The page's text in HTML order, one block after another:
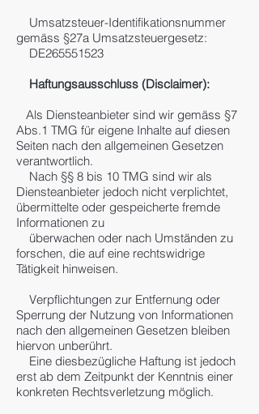
Umsatzsteuer-Identifikationsnummer
gemäss §27a Umsatzsteuergesetz:
DE265551523
Haftungsausschluss (Disclaimer):
Als Diensteanbieter sind wir gemäss §7
Abs.1 TMG für eigene Inhalte auf diesen
Seiten nach den allgemeinen Gesetzen
verantwortlich.
Nach §§ 8 bis 10 TMG sind wir als
Diensteanbieter jedoch nicht verplichtet,
übermittelte oder gespeicherte fremde
Informationen zu
überwachen oder nach Umständen zu
forschen, die auf eine rechtswidrige
Tätigkeit hinweisen.
Verpflichtungen zur Entfernung oder
Sperrung der Nutzung von Informationen
nach den allgemeinen Gesetzen bleiben
hiervon unberührt.
Eine diesbezügliche Haftung ist jedoch
erst ab dem Zeitpunkt der Kenntnis einer
konkreten Rechtsverletzung möglich.